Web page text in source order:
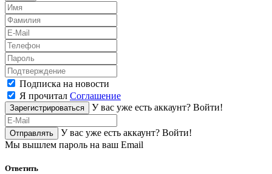
Подписка на новости
Я прочитал Соглашение
Зарегистрироваться У вас уже есть аккаунт? Войти!
Отправлять У вас уже есть аккаунт? Войти!
Мы вышлем пароль на ваш Email
Ответить